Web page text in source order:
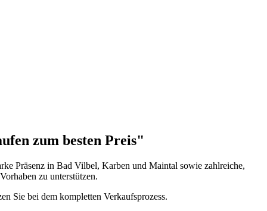
zum besten Preis"
Präsenz in Bad Vilbel, Karben und Maintal sowie zahlreiche,
zu unterstützen.
Sie bei dem kompletten Verkaufsprozess.